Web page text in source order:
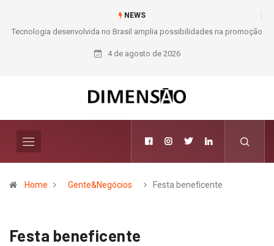
NEWS
Moda e Arte
4 de agosto de 2026
Home Gente&Negócios Festa beneficente
Festa beneficente